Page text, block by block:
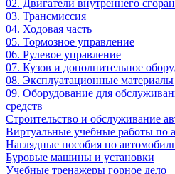
02. Двигатели внутреннего
03. Трансмиссия
04. Ходовая часть
05. Тормозное управление
06. Рулевое управление
07. Кузов и дополнительное
08. Эксплуатационные материалы
09. Оборудование для
средств
Строительство и обслуживание
Виртуальные учебные работы по
Наглядные пособия по
Буровые машины и установки
Учебные тренажеры горное дело